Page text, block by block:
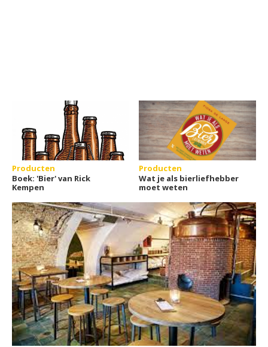
Producten
Boek: 'Bier' van Rick
Kempen
Producten
Wat je als bierliefhebber
moet weten